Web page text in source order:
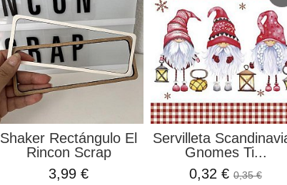
Shaker Rectángulo El
Rincon Scrap
3,99 €
Servilleta
Gnomes Ti...
0,32 €0,35 €